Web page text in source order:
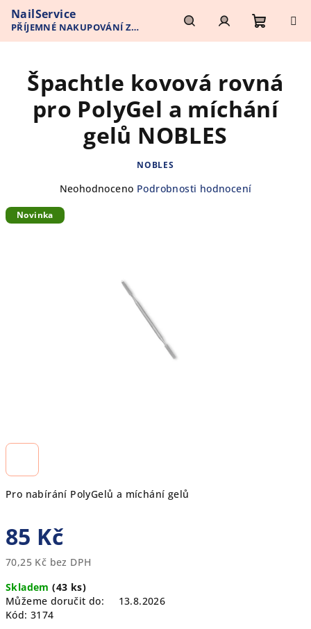
obsah
NailService
PŘÍJEMNÉ NAKUPOVÁNÍ Z
POHODLÍ VAŠEHO DOMOVA
HledatPřihlášení
košík
Pro nabírání PolyGelů a míchání gelů
85 Kč
70,25 Kč bez DPH
cena:
Skladem(43 ks)
Můžeme doručit do:
13.8.2026
Kód: 3174
Špachtle kovová rovná
pro PolyGel a míchání
gelů NOBLES
NOBLES
Průměrné
produktu
Neohodnoceno Podrobnosti hodnocení
Novinka